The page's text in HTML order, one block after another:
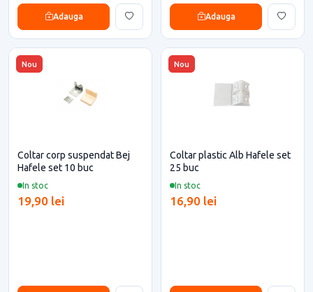
Adauga Adauga
Nou
In stoc
Coltar corp suspendat Bej
Hafele set 10 buc
19,90 lei
Nou
In stoc
Coltar plastic Alb Hafele set
25 buc
16,90 lei